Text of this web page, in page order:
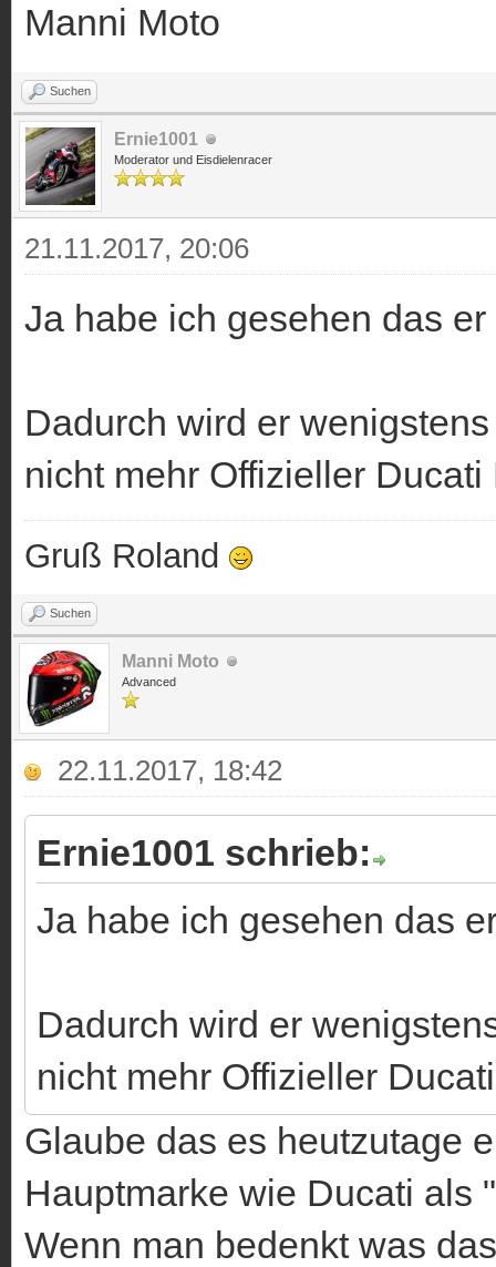
Manni Moto
Suchen
Ernie1001
Moderator und Eisdielenracer
21.11.2017, 20:06
Ja habe ich gesehen das
Dadurch wird er
nicht mehr Offizieller
Gruß Roland
Suchen
Manni Moto
Advanced
22.11.2017, 18:42
Ernie1001 schrieb:
Ja habe ich gesehen das
Dadurch wird er
nicht mehr Offizieller
Glaube das es heutzutage
Hauptmarke wie Ducati als
Wenn man bedenkt was